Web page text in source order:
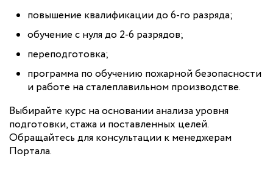
повышение квалификации до 6-го разряда;
обучение с нуля до 2-6 разрядов;
переподготовка;
программа по обучению пожарной безопасности
и работе на сталеплавильном производстве.
Выбирайте курс на основании анализа уровня
подготовки, стажа и поставленных целей.
Обращайтесь для консультации к менеджерам
Портала.